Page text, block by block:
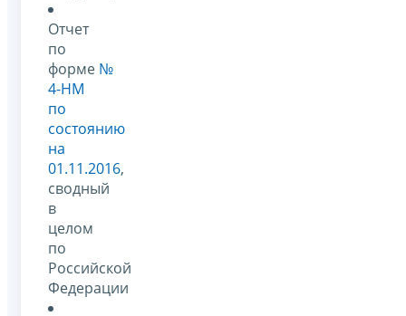
Отчет
по
форме №
4-НМ
по
состоянию
на
01.11.2016,
сводный
в
целом
по
Российской
Федерации